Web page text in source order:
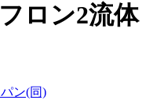
ロン2流体
ン(同)